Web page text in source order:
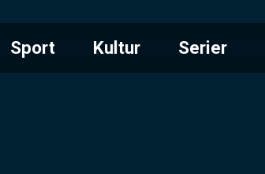
Sport Kultur Serier